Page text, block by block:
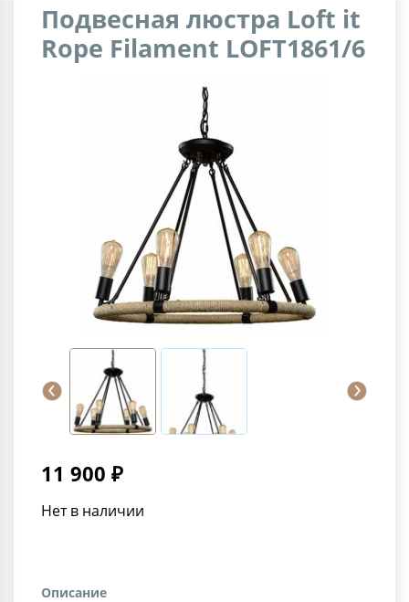
Подвесная люстра Loft it
Rope Filament LOFT1861/6
11 900 ₽
Нет в наличии
Описание